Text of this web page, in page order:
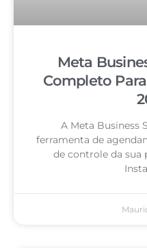
Meta
Completo
A Meta Business
ferramenta de
de controle da sua